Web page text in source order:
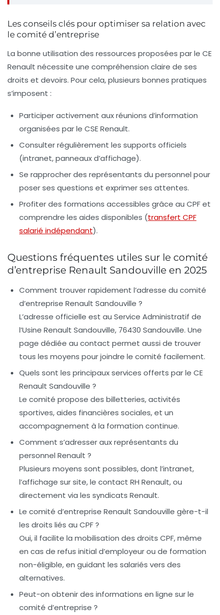
Les conseils clés pour optimiser sa relation avec
le comité d’entreprise
La bonne utilisation des ressources proposées par le CE
Renault nécessite une compréhension claire de ses
droits et devoirs. Pour cela, plusieurs bonnes pratiques
s’imposent :
Participer activement aux réunions d’information
organisées par le CSE Renault.
Consulter régulièrement les supports officiels
(intranet, panneaux d’affichage).
Se rapprocher des représentants du personnel pour
poser ses questions et exprimer ses attentes.
Profiter des formations accessibles grâce au CPF et
comprendre les aides disponibles (transfert CPF
salarié indépendant).
Questions fréquentes utiles sur le comité
d’entreprise Renault Sandouville en 2025
Comment trouver rapidement l’adresse du comité
d’entreprise Renault Sandouville ?
L’adresse officielle est au Service Administratif de
l’Usine Renault Sandouville, 76430 Sandouville. Une
page dédiée au contact permet aussi de trouver
tous les moyens pour joindre le comité facilement.
Quels sont les principaux services offerts par le CE
Renault Sandouville ?
Le comité propose des billetteries, activités
sportives, aides financières sociales, et un
accompagnement à la formation continue.
Comment s’adresser aux représentants du
personnel Renault ?
Plusieurs moyens sont possibles, dont l’intranet,
l’affichage sur site, le contact RH Renault, ou
directement via les syndicats Renault.
Le comité d’entreprise Renault Sandouville gère-t-il
les droits liés au CPF ?
Oui, il facilite la mobilisation des droits CPF, même
en cas de refus initial d’employeur ou de formation
non-éligible, en guidant les salariés vers des
alternatives.
Peut-on obtenir des informations en ligne sur le
comité d’entreprise ?